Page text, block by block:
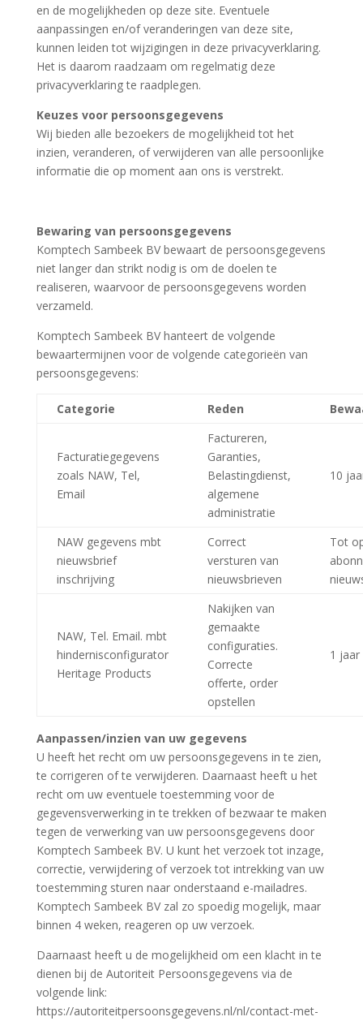
en de mogelijkheden op deze site. Eventuele
aanpassingen en/of veranderingen van deze site,
kunnen leiden tot wijzigingen in deze privacyverklaring.
Het is daarom raadzaam om regelmatig deze
privacyverklaring te raadplegen.
Keuzes voor persoonsgegevens
Wij bieden alle bezoekers de mogelijkheid tot het
inzien, veranderen, of verwijderen van alle persoonlijke
informatie die op moment aan ons is verstrekt.
Bewaring van persoonsgegevens
Komptech Sambeek BV bewaart de persoonsgegevens
niet langer dan strikt nodig is om de doelen te
realiseren, waarvoor de persoonsgegevens worden
verzameld.
Komptech Sambeek BV hanteert de volgende
bewaartermijnen voor de volgende categorieën van
persoonsgegevens:
Categorie Reden
Facturatiegegevens
zoals NAW, Tel,
Email
Factureren,
Garanties,
Belastingdienst,
algemene
administratie
10
NAW gegevens mbt
nieuwsbrief
inschrijving
Correct
versturen van
nieuwsbrieven
Tot
NAW, Tel. Email. mbt
hindernisconfigurator
Heritage Products
Nakijken van
gemaakte
configuraties.
Correcte
offerte, order
opstellen
1 jaar
Aanpassen/inzien van uw gegevens
U heeft het recht om uw persoonsgegevens in te zien,
te corrigeren of te verwijderen. Daarnaast heeft u het
recht om uw eventuele toestemming voor de
gegevensverwerking in te trekken of bezwaar te maken
tegen de verwerking van uw persoonsgegevens door
Komptech Sambeek BV. U kunt het verzoek tot inzage,
correctie, verwijdering of verzoek tot intrekking van uw
toestemming sturen naar onderstaand e-mailadres.
Komptech Sambeek BV zal zo spoedig mogelijk, maar
binnen 4 weken, reageren op uw verzoek.
Daarnaast heeft u de mogelijkheid om een klacht in te
dienen bij de Autoriteit Persoonsgegevens via de
volgende link:
https://autoriteitpersoonsgegevens.nl/nl/contact-met-